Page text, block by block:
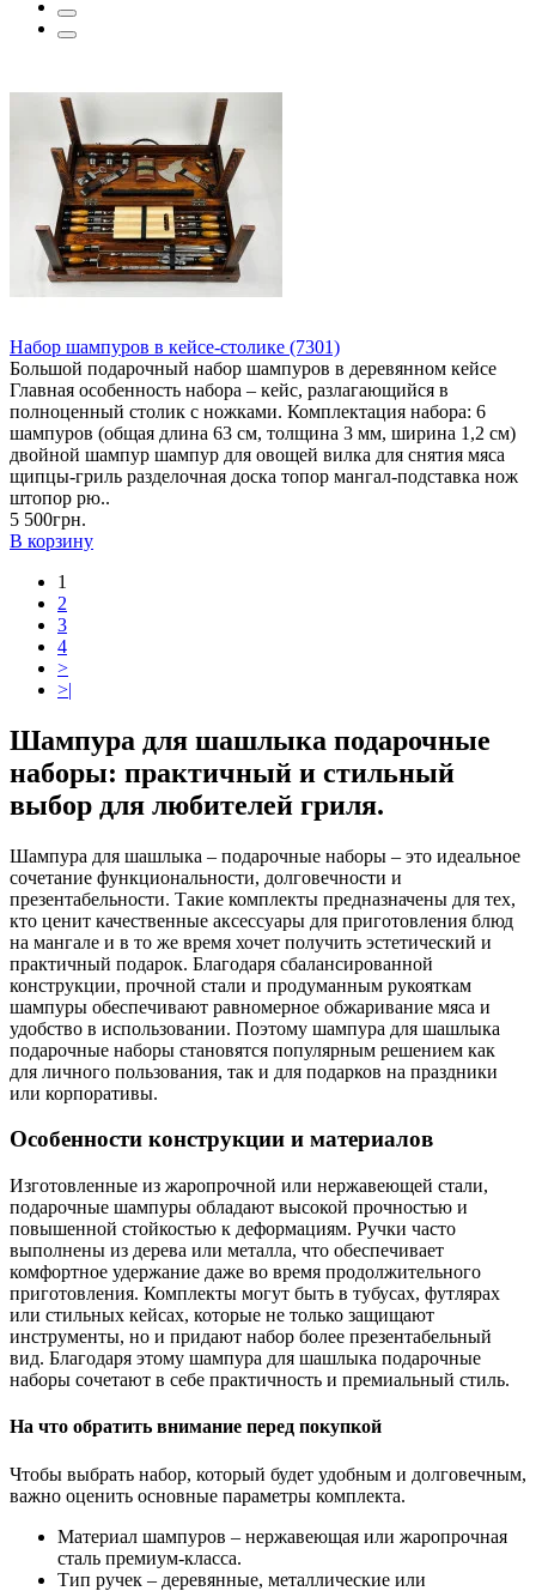
Набор шампуров в кейсе-столике (7301)
Большой подарочный набор шампуров в деревянном кейсе
Главная особенность набора – кейс, разлагающийся в
полноценный столик с ножками. Комплектация набора: 6
шампуров (общая длина 63 см, толщина 3 мм, ширина 1,2 см)
двойной шампур шампур для овощей вилка для снятия мяса
щипцы-гриль разделочная доска топор мангал-подставка нож
штопор рю..
5 500грн.
В корзину
1
2
3
4
>
>|
Шампура для шашлыка подарочные
наборы: практичный и стильный
выбор для любителей гриля.
Шампура для шашлыка – подарочные наборы – это идеальное
сочетание функциональности, долговечности и
презентабельности. Такие комплекты предназначены для тех,
кто ценит качественные аксессуары для приготовления блюд
на мангале и в то же время хочет получить эстетический и
практичный подарок. Благодаря сбалансированной
конструкции, прочной стали и продуманным рукояткам
шампуры обеспечивают равномерное обжаривание мяса и
удобство в использовании. Поэтому шампура для шашлыка
подарочные наборы становятся популярным решением как
для личного пользования, так и для подарков на праздники
или корпоративы.
Особенности конструкции и материалов
Изготовленные из жаропрочной или нержавеющей стали,
подарочные шампуры обладают высокой прочностью и
повышенной стойкостью к деформациям. Ручки часто
выполнены из дерева или металла, что обеспечивает
комфортное удержание даже во время продолжительного
приготовления. Комплекты могут быть в тубусах, футлярах
или стильных кейсах, которые не только защищают
инструменты, но и придают набор более презентабельный
вид. Благодаря этому шампура для шашлыка подарочные
наборы сочетают в себе практичность и премиальный стиль.
На что обратить внимание перед покупкой
Чтобы выбрать набор, который будет удобным и долговечным,
важно оценить основные параметры комплекта.
Материал шампуров – нержавеющая или жаропрочная
сталь премиум-класса.
Тип ручек – деревянные, металлические или